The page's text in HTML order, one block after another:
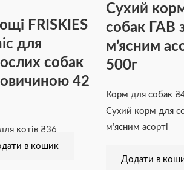
FRISKIES
для
собак
42
котів ₴36
в кошик
Сухий
собак ГАВ
м’ясним
500г
Корм для собак ₴
Сухий корм для
м’ясним асорті
Додати в